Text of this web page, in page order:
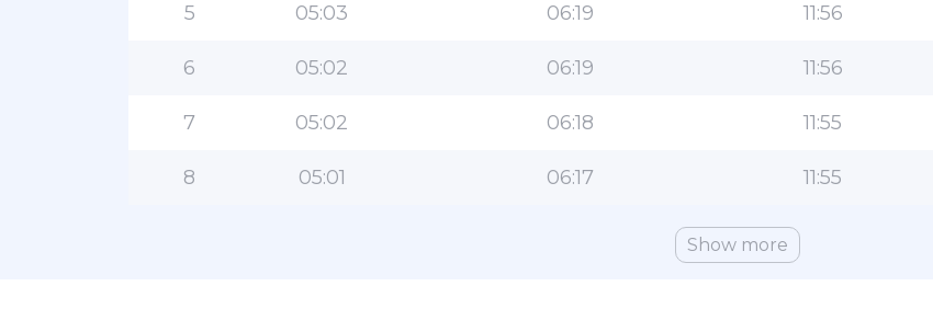
5 05:03 06:19 11:56
6 05:02 06:19 11:56
7 05:02 06:18 11:55
8 05:01 06:17 11:55
Show more